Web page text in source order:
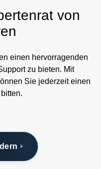
von
einen hervorragenden
zu bieten. Mit
Sie jederzeit einen